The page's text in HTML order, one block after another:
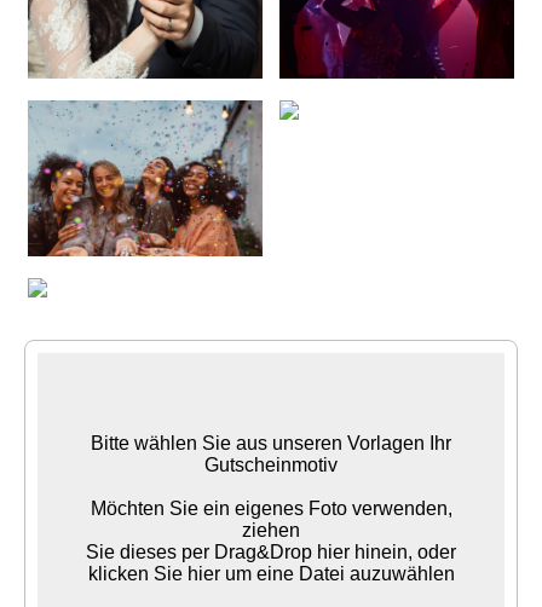
Bitte wählen Sie aus unseren Vorlagen Ihr
Gutscheinmotiv
Möchten Sie ein eigenes Foto verwenden,
ziehen
Sie dieses per Drag&Drop hier hinein, oder
klicken Sie hier um eine Datei auzuwählen